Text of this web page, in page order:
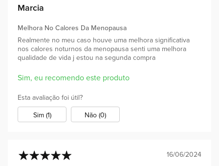
Marcia
Melhora No Calores Da Menopausa
Realmente no meu caso houve uma melhora significativa
nos calores noturnos da menopausa senti uma melhora
qualidade de vida j estou na segunda compra
Sim, eu recomendo este produto
Esta avaliação foi útil?
Sim (1)
Não (0)
16/06/2024